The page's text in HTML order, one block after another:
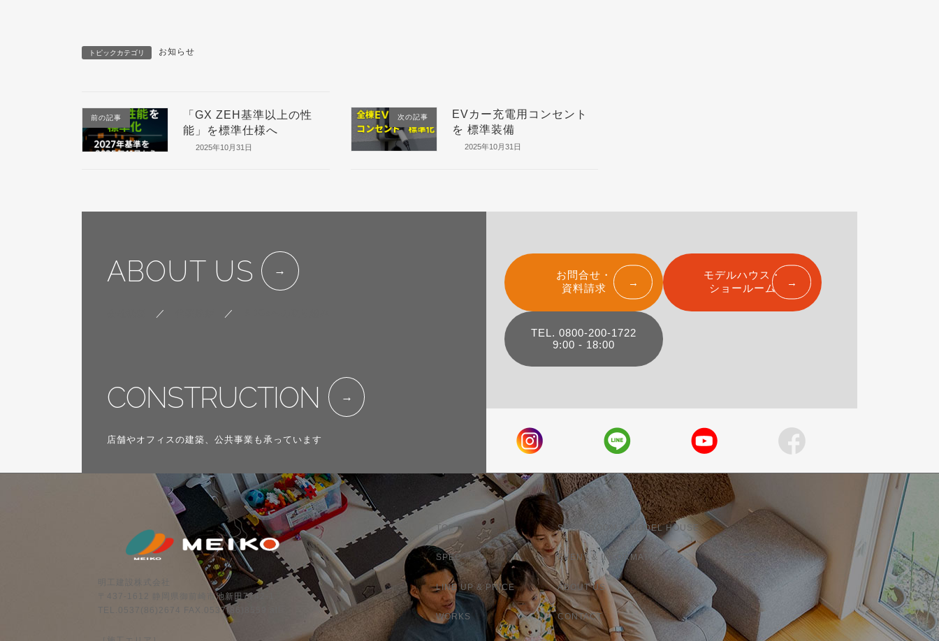
トピックカテゴリ お知らせ
前の記事
「GX ZEH基準以上の性
能」を標準仕様へ
2025年10月31日
次の記事
EVカー充電用コンセント
を 標準装備
2025年10月31日
ABOUT US
／ ／
CONSTRUCTION
店舗やオフィスの建築、公共事業も承っています
お問合せ・
資料請求
モデルハウス・
ショールーム
TEL. 0800-200-1722
9:00 - 18:00
〒437-1612 静岡県御前崎市池新田7742-1
TEL.0537(86)2674 FAX.0537(86)8559 all
TOP
SPEC
LINE UP & PRICE
WORKS
SHOW ROOM & MODEL HOUSE
EVENT & INFORMATION
ABOUT US
CONTACT